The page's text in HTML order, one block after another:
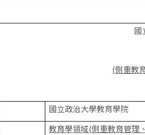
國
(側重教
國立政治大學教育學院
教育學領域(側重教育管理